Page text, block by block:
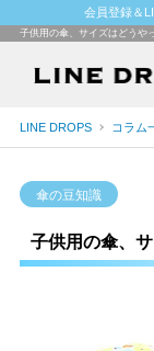
会員登録＆
子供用の傘、サイズはどうや
LINE DROPS コラム
傘の豆知識
子供用の傘、